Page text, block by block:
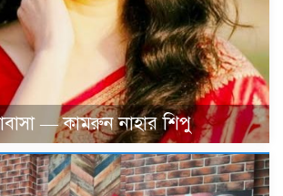
— কামরুন নাহার শিপু